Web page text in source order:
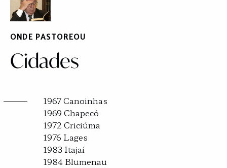
ONDE PASTOREOU
Cidades
1967 Canoinhas
1969 Chapecó
1972 Criciúma
1976 Lages
1983 Itajaí
1984 Blumenau